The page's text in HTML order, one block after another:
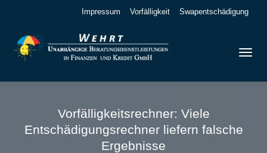
Swapentschädigung
Vorfälligkeit
Impressum
Vorfälligkeitsrechner: Viele
Entschädigungsrechner liefern falsche
Ergebnisse